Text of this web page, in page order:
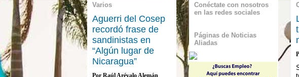
Varios
Aguerri del Cosep
recordó frase de
sandinistas en
“Algún lugar de
Nicaragua”
Por Raúl Arévalo Alemán
Conéctate con nosotros
en las redes sociales
Páginas de Noticias
Aliadas